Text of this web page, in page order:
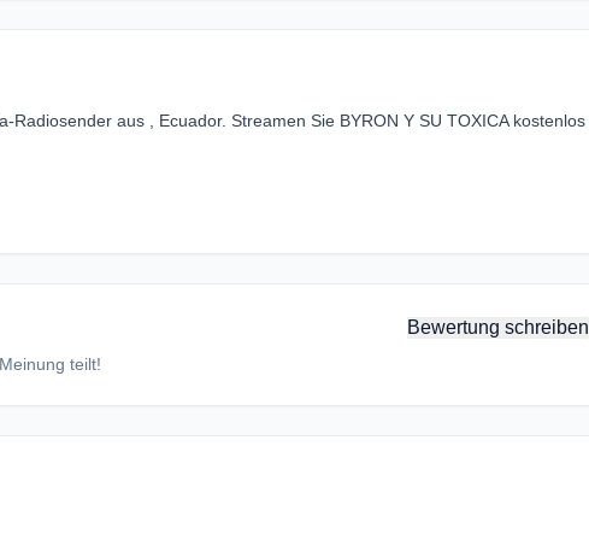
aus , Ecuador. Streamen Sie BYRON Y SU TOXICA kostenlos
Bewertung schreiben
teilt!